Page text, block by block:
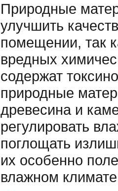
Природные
улучшить
помещении, так
вредных
содержат
природные
древесина и
регулировать
поглощать
их особенно
влажном